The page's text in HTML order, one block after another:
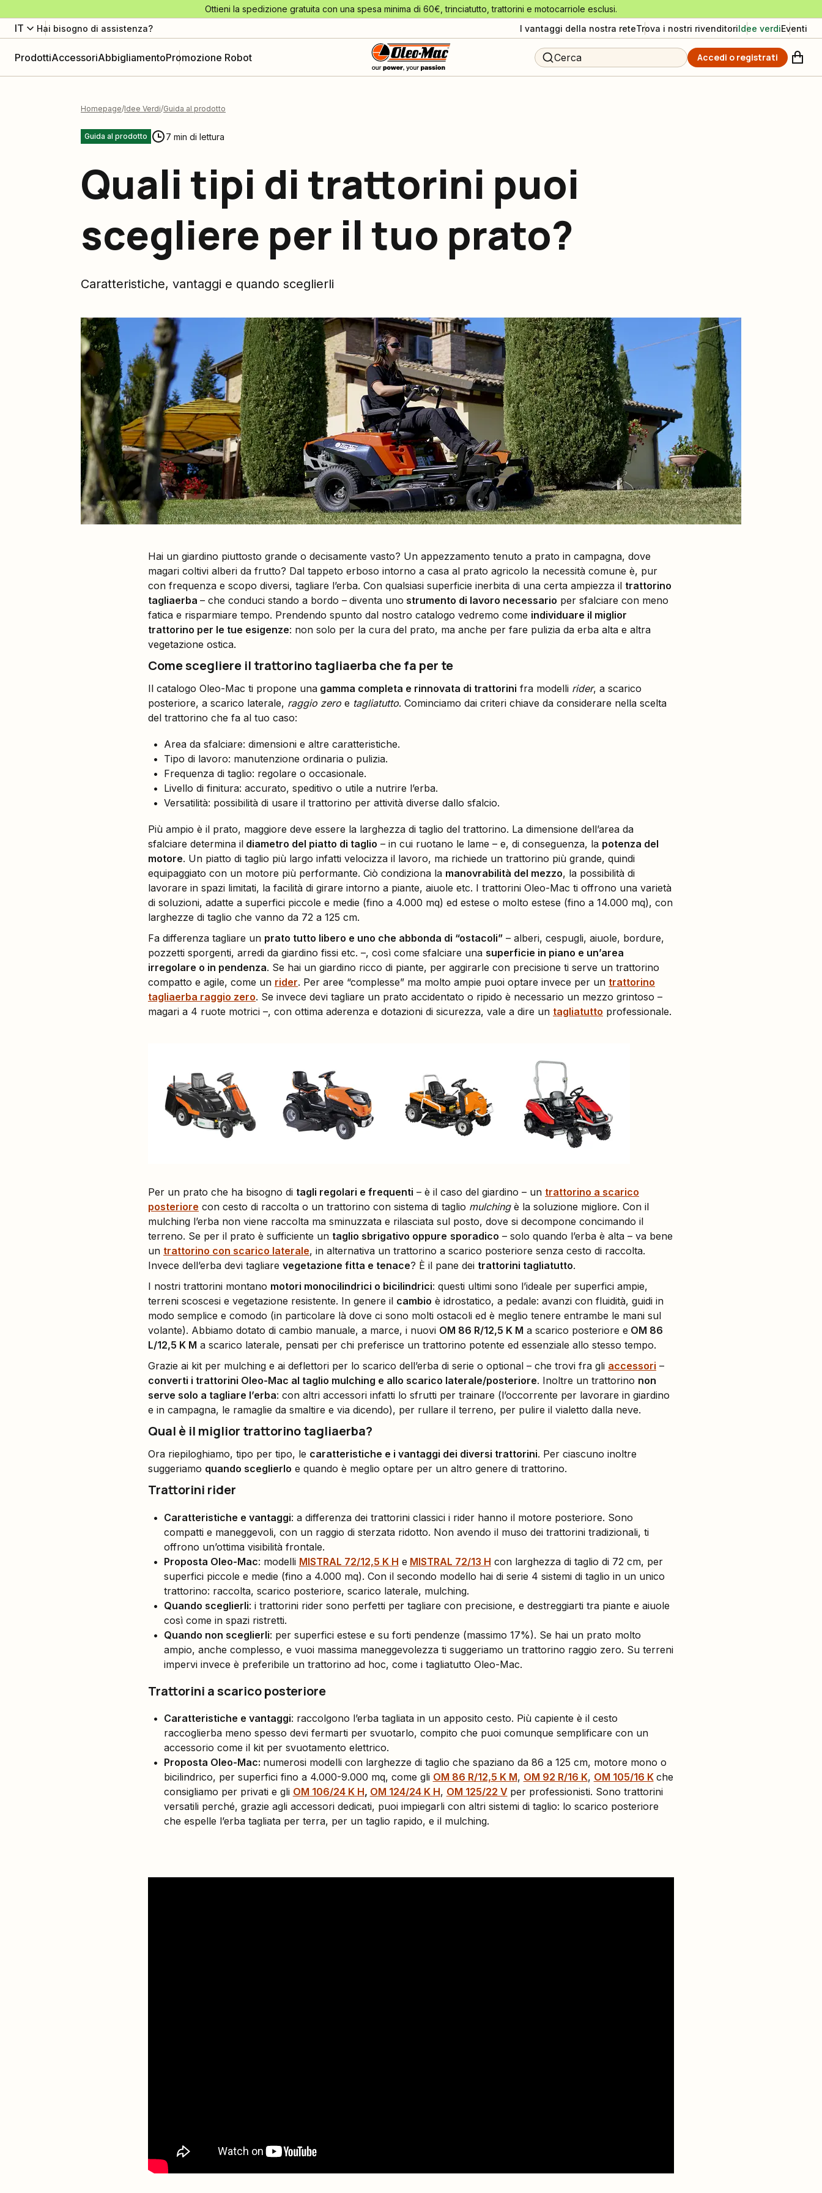
Ottieni la spedizione gratuita con una spesa minima di 60€, trinciatutto, trattorini e motocarriole esclusi.
IT Hai bisogno di assistenza? I vantaggi della nostra reteTrova i nostri rivenditoriIdee verdiEventi
ProdottiAccessoriAbbigliamentoPromozione Robot Cerca Accedi o registrati
Homepage Idee Verdi Guida al prodotto
Guida al prodotto 7 min di lettura
Quali tipi di trattorini puoi
scegliere per il tuo prato?
Caratteristiche, vantaggi e quando sceglierli
Hai un giardino piuttosto grande o decisamente vasto? Un appezzamento tenuto a prato in campagna, dove
magari coltivi alberi da frutto? Dal tappeto erboso intorno a casa al prato agricolo la necessità comune è, pur
con frequenza e scopo diversi, tagliare l’erba. Con qualsiasi superficie inerbita di una certa ampiezza il trattorino
tagliaerba – che conduci stando a bordo – diventa uno strumento di lavoro necessario per sfalciare con meno
fatica e risparmiare tempo. Prendendo spunto dal nostro catalogo vedremo come individuare il miglior
trattorino per le tue esigenze: non solo per la cura del prato, ma anche per fare pulizia da erba alta e altra
vegetazione ostica.
Come scegliere il trattorino tagliaerba che fa per te
Il catalogo Oleo-Mac ti propone una gamma completa e rinnovata di trattorini fra modelli rider, a scarico
posteriore, a scarico laterale, raggio zero e tagliatutto. Cominciamo dai criteri chiave da considerare nella scelta
del trattorino che fa al tuo caso:
Area da sfalciare: dimensioni e altre caratteristiche.
Tipo di lavoro: manutenzione ordinaria o pulizia.
Frequenza di taglio: regolare o occasionale.
Livello di finitura: accurato, speditivo o utile a nutrire l’erba.
Versatilità: possibilità di usare il trattorino per attività diverse dallo sfalcio.
Più ampio è il prato, maggiore deve essere la larghezza di taglio del trattorino. La dimensione dell’area da
sfalciare determina il diametro del piatto di taglio – in cui ruotano le lame – e, di conseguenza, la potenza del
motore. Un piatto di taglio più largo infatti velocizza il lavoro, ma richiede un trattorino più grande, quindi
equipaggiato con un motore più performante. Ciò condiziona la manovrabilità del mezzo, la possibilità di
lavorare in spazi limitati, la facilità di girare intorno a piante, aiuole etc. I trattorini Oleo-Mac ti offrono una varietà
di soluzioni, adatte a superfici piccole e medie (fino a 4.000 mq) ed estese o molto estese (fino a 14.000 mq), con
larghezze di taglio che vanno da 72 a 125 cm.
Fa differenza tagliare un prato tutto libero e uno che abbonda di “ostacoli” – alberi, cespugli, aiuole, bordure,
pozzetti sporgenti, arredi da giardino fissi etc. –, così come sfalciare una superficie in piano e un’area
irregolare o in pendenza. Se hai un giardino ricco di piante, per aggirarle con precisione ti serve un trattorino
compatto e agile, come un rider. Per aree “complesse” ma molto ampie puoi optare invece per un trattorino
tagliaerba raggio zero. Se invece devi tagliare un prato accidentato o ripido è necessario un mezzo grintoso –
magari a 4 ruote motrici –, con ottima aderenza e dotazioni di sicurezza, vale a dire un tagliatutto professionale.
Per un prato che ha bisogno di tagli regolari e frequenti – è il caso del giardino – un trattorino a scarico
posteriore con cesto di raccolta o un trattorino con sistema di taglio mulchingè la soluzione migliore. Con il
mulching l’erba non viene raccolta ma sminuzzata e rilasciata sul posto, dove si decompone concimando il
terreno. Se per il prato è sufficiente un taglio sbrigativo oppure sporadico – solo quando l’erba è alta – va bene
un trattorino con scarico laterale, in alternativa un trattorino a scarico posteriore senza cesto di raccolta.
Invece dell’erba devi tagliare vegetazione fitta e tenace? È il pane dei trattorini tagliatutto.
I nostri trattorini montano motori monocilindrici o bicilindrici: questi ultimi sono l’ideale per superfici ampie,
terreni scoscesi e vegetazione resistente. In genere il cambio è idrostatico, a pedale: avanzi con fluidità, guidi in
modo semplice e comodo (in particolare là dove ci sono molti ostacoli ed è meglio tenere entrambe le mani sul
volante). Abbiamo dotato di cambio manuale, a marce, i nuovi OM 86 R/12,5 K M a scarico posteriore e OM 86
L/12,5 K M a scarico laterale, pensati per chi preferisce un trattorino potente ed essenziale allo stesso tempo.
Grazie ai kit per mulching e ai deflettori per lo scarico dell’erba di serie o optional – che trovi fra gli accessori –
converti i trattorini Oleo-Mac al taglio mulching e allo scarico laterale/posteriore. Inoltre un trattorino non
serve solo a tagliare l’erba: con altri accessori infatti lo sfrutti per trainare (l’occorrente per lavorare in giardino
e in campagna, le ramaglie da smaltire e via dicendo), per rullare il terreno, per pulire il vialetto dalla neve.
Qual è il miglior trattorino tagliaerba?
Ora riepiloghiamo, tipo per tipo, le caratteristiche e i vantaggi dei diversi trattorini. Per ciascuno inoltre
suggeriamo quando sceglierlo e quando è meglio optare per un altro genere di trattorino.
Trattorini rider
Caratteristiche e vantaggi: a differenza dei trattorini classici i rider hanno il motore posteriore. Sono
compatti e maneggevoli, con un raggio di sterzata ridotto. Non avendo il muso dei trattorini tradizionali, ti
offrono un’ottima visibilità frontale.
Proposta Oleo-Mac: modelli MISTRAL 72/12,5 K H e MISTRAL 72/13 H con larghezza di taglio di 72 cm, per
superfici piccole e medie (fino a 4.000 mq). Con il secondo modello hai di serie 4 sistemi di taglio in un unico
trattorino: raccolta, scarico posteriore, scarico laterale, mulching.
Quando sceglierli: i trattorini rider sono perfetti per tagliare con precisione, e destreggiarti tra piante e aiuole
così come in spazi ristretti.
Quando non sceglierli: per superfici estese e su forti pendenze (massimo 17%). Se hai un prato molto
ampio, anche complesso, e vuoi massima maneggevolezza ti suggeriamo un trattorino raggio zero. Su terreni
impervi invece è preferibile un trattorino ad hoc, come i tagliatutto Oleo-Mac.
Trattorini a scarico posteriore
Caratteristiche e vantaggi: raccolgono l’erba tagliata in un apposito cesto. Più capiente è il cesto
raccoglierba meno spesso devi fermarti per svuotarlo, compito che puoi comunque semplificare con un
accessorio come il kit per svuotamento elettrico.
Proposta Oleo-Mac: numerosi modelli con larghezze di taglio che spaziano da 86 a 125 cm, motore mono o
bicilindrico, per superfici fino a 4.000-9.000 mq, come gli OM 86 R/12,5 K M, OM 92 R/16 K, OM 105/16 K che
consigliamo per privati e gli OM 106/24 K H, OM 124/24 K H, OM 125/22 V per professionisti. Sono trattorini
versatili perché, grazie agli accessori dedicati, puoi impiegarli con altri sistemi di taglio: lo scarico posteriore
che espelle l’erba tagliata per terra, per un taglio rapido, e il mulching.